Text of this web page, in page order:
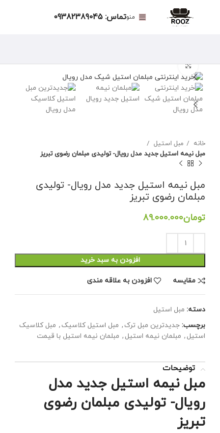
منوتماس: 09382389045
برای بزرگنمایی کلیک کنید
خانه
مبل استیل
مبل نیمه استیل جدید مدل رویال- تولیدی مبلمان رضوی تبریز
مبل نیمه استیل جدید مدل رویال- تولیدی
مبلمان رضوی تبریز
تومان
افزودن به سبد خرید
مقايسه افزودن به علاقه مندی
دسته: مبل استیل
برچسب: جدیدترین مبل ترک , مبل استیل کلاسیک , مبل کلاسیک
استیل , مبلمان نیمه استیل , مبلمان نیمه استیل با قیمت
توضیحات
مبل نیمه استیل جدید مدل
رویال- تولیدی مبلمان رضوی
تبریز